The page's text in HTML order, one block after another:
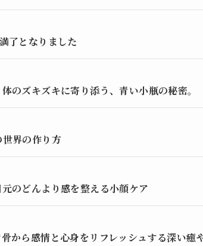
了となりました
のズキズキに寄り添う、青い小瓶の秘密。
界の作り方
のどんより感を整える小顔ケア
から感情と心身をリフレッシュする深い癒